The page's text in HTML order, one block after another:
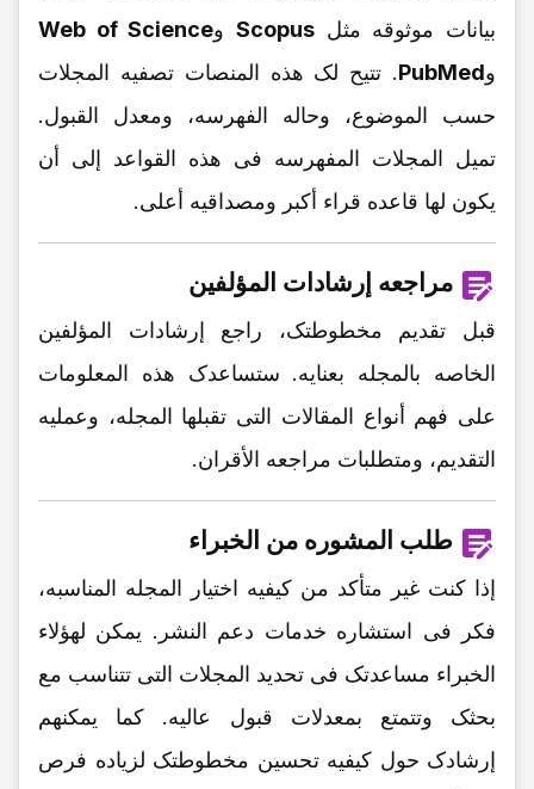
بیانات موثوقه مثل ScopusوWeb of Science
وPubMed. تتیح لک هذه المنصات تصفیه المجلات
حسب الموضوع، وحاله الفهرسه، ومعدل القبول.
تمیل المجلات المفهرسه فی هذه القواعد إلى أن
یکون لها قاعده قراء أکبر ومصداقیه أعلى.
مراجعه إرشادات المؤلفین
قبل تقدیم مخطوطتک، راجع إرشادات المؤلفین
الخاصه بالمجله بعنایه. ستساعدک هذه المعلومات
على فهم أنواع المقالات التی تقبلها المجله، وعملیه
التقدیم، ومتطلبات مراجعه الأقران.
طلب المشوره من الخبراء
إذا کنت غیر متأکد من کیفیه اختیار المجله المناسبه،
فکر فی استشاره خدمات دعم النشر. یمکن لهؤلاء
الخبراء مساعدتک فی تحدید المجلات التی تتناسب مع
بحثک وتتمتع بمعدلات قبول عالیه. کما یمکنهم
إرشادک حول کیفیه تحسین مخطوطتک لزیاده فرص